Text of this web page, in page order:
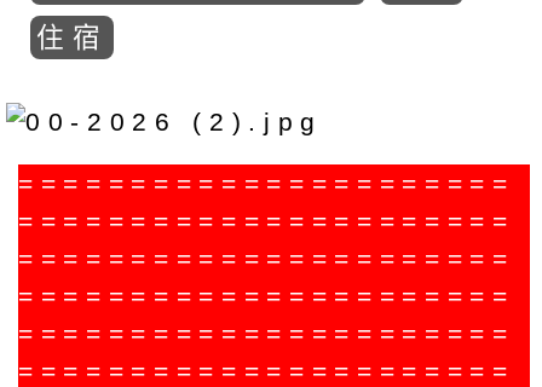
住宿
======================
======================
======================
======================
======================
======================